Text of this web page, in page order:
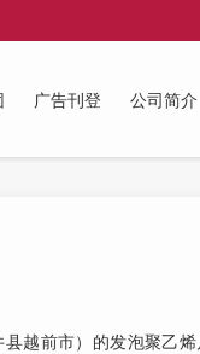
广告刊登 公司简介
前市）的发泡聚乙烯